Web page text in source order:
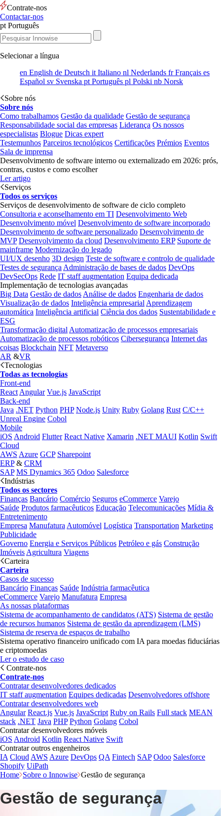
Contrate-nos
Contactar-nos
pt Português
Selecionar a língua
en English de Deutsch it Italiano nl Nederlands frFrançais es
Español sv Svenska pt Português pl Polski nb Norsk
Sobre nós
Sobre nós
Como trabalhamos Gestão da qualidade Gestão de segurança
Responsabilidade social das empresas Liderança Os nossos
especialistas Blogue Dicas expert
Testemunhos Parceiros tecnológicos Certificações Prémios Eventos
Sala de imprensa
Desenvolvimento de software interno ou externalizado em 2026: prós,
contras, custos e como escolher
Ler artigo
Serviços
Todos os serviços
Serviços de desenvolvimento de software de ciclo completo
Consultoria e aconselhamento em TI Desenvolvimento Web
Desenvolvimento móvel Desenvolvimento de software incorporado
Desenvolvimento de software personalizado Desenvolvimento de
MVP Desenvolvimento da cloud Desenvolvimento ERP Suporte de
mainframe Modernização do legado
UI/UX desenho 3D design Teste de software e controlo de qualidade
Testes de segurança Administração de bases de dados DevOps
DevSecOps Rede IT staff augmentation Equipa dedicada
Implementação de tecnologias avançadas
Big Data Gestão de dados Análise de dados Engenharia de dados
Visualização de dados Inteligência empresarial Aprendizagem
automática Inteligência artificial Ciência dos dados Sustentabilidade e
ESG
Transformação digital Automatização de processos empresariais
Automatização de processos robóticos Cibersegurança Internet das
coisas Blockchain NFT Metaverso
AR &VR
Tecnologias
Todas as tecnologias
Front-end
React Angular Vue.js JavaScript
Back-end
Java .NET Python PHP Node.js Unity Ruby Golang Rust C/C++
Unreal Engine Cobol
Mobile
iOS Android Flutter React Native Xamarin .NET MAUI Kotlin Swift
Cloud
AWS Azure GCP Sharepoint
ERP& CRM
SAP MS Dynamics 365 Odoo Salesforce
Indústrias
Todos os sectores
Finanças Bancário Comércio Seguros eCommerce Varejo
Saúde Produtos farmacêuticos Educação Telecomunicações Mídia &
Entretenimento
Empresa Manufatura Automóvel Logística Transportation Marketing
Publicidade
Governo Energia e Serviços Públicos Petróleo e gás Construção
Imóveis Agricultura Viagens
Carteira
Carteira
Casos de sucesso
Bancário Finanças Saúde Indústria farmacêutica
eCommerce Varejo Manufatura Empresa
As nossas plataformas
Sistema de acompanhamento de candidatos (ATS) Sistema de gestão
de recursos humanos Sistema de gestão da aprendizagem (LMS)
Sistema de reserva de espaços de trabalho
Sistema operativo financeiro unificado com IA para moedas fiduciárias
e criptomoedas
Ler o estudo de caso
Contrate-nos
Contrate-nos
Contratar desenvolvedores dedicados
IT staff augmentation Equipes dedicadas Desenvolvedores offshore
Contratar desenvolvedores web
Angular React.js Vue.js JavaScript Ruby on Rails Full stack MEAN
stack .NET Java PHP Python Golang Cobol
Contratar desenvolvedores móveis
iOS Android Kotlin React Native Swift
Contratar outros engenheiros
IA Cloud AWS Azure DevOps QA Fintech SAP Odoo Salesforce
Shopify UiPath
Home Sobre o Innowise Gestão de segurança
Gestão de segurança